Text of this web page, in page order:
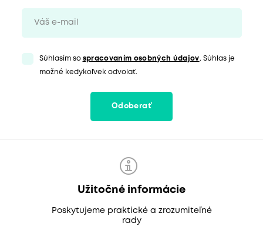
Súhlasím so spracovaním osobných údajov. Súhlas je
možné kedykoľvek odvolať.
Odoberať
Užitočné informácie
Poskytujeme praktické a zrozumiteľné
rady